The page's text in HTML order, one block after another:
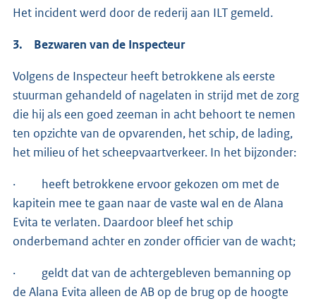
Het incident werd door de rederij aan ILT gemeld.
3. Bezwaren van de Inspecteur
Volgens de Inspecteur heeft betrokkene als eerste
stuurman gehandeld of nagelaten in strijd met de zorg
die hij als een goed zeeman in acht behoort te nemen
ten opzichte van de opvarenden, het schip, de lading,
het milieu of het scheepvaartverkeer. In het bijzonder:
· heeft betrokkene ervoor gekozen om met de
kapitein mee te gaan naar de vaste wal en de Alana
Evita te verlaten. Daardoor bleef het schip
onderbemand achter en zonder officier van de wacht;
· geldt dat van de achtergebleven bemanning op
de Alana Evita alleen de AB op de brug op de hoogte